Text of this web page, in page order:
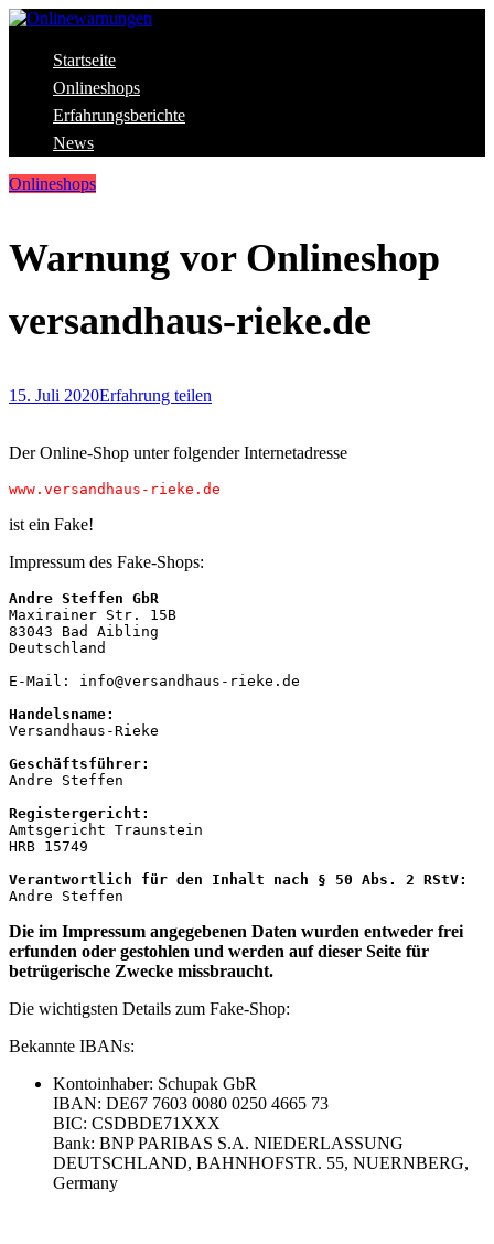
Skip
content
Onlinewarnungen
Aktuelle Warnungen vor Gefahren im Internet
Startseite
Onlineshops
Erfahrungsberichte
News
Onlineshops
Warnung vor Onlineshop
versandhaus-rieke.de
15. Juli 2020Erfahrung teilen
Der Online-Shop unter folgender Internetadresse
www.versandhaus-rieke.de
ist ein Fake!
Impressum des Fake-Shops:
Maxirainer Str. 15B
83043 Bad Aibling
Deutschland
E-Mail: info@versandhaus-rieke.de
Handelsname:
Versandhaus-Rieke
Geschäftsführer:
Andre Steffen
Amtsgericht Traunstein
HRB 15749
Andre Steffen
Die im Impressum angegebenen Daten wurden entweder frei
erfunden oder gestohlen und werden auf dieser Seite für
betrügerische Zwecke missbraucht.
Die wichtigsten Details zum Fake-Shop:
Bekannte IBANs:
Kontoinhaber: Schupak GbR
IBAN: DE67 7603 0080 0250 4665 73
BIC: CSDBDE71XXX
Bank: BNP PARIBAS S.A. NIEDERLASSUNG
DEUTSCHLAND, BAHNHOFSTR. 55, NUERNBERG,
Germany